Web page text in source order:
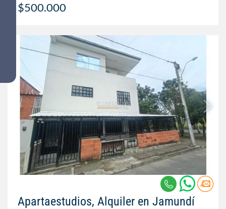
$500.000
Apartaestudios, Alquiler en Jamundí